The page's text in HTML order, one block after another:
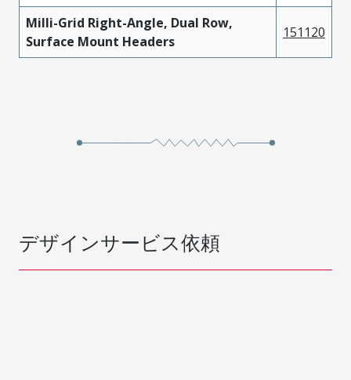
Milli-Grid Right-Angle, Dual Row,
Surface Mount Headers
151120
デザインサービス依頼